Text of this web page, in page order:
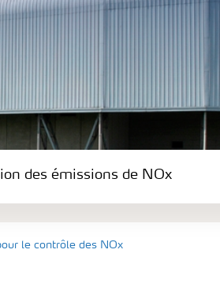
des émissions de NOx
le contrôle des NOx